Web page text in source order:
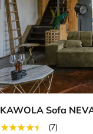
KAWOLA Sofa
★★★★★
(7)